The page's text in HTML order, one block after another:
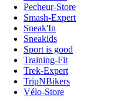
Pecheur-Store
Smash-Expert
Sneak'In
Sneakids
Sport is good
Training-Fit
Trek-Expert
TripNBikers
Vélo-Store